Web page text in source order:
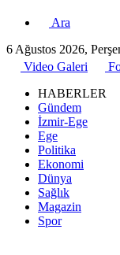
Ara
6 Ağustos 2026,
Video Galeri
HABERLER
Gündem
İzmir-Ege
Ege
Politika
Ekonomi
Dünya
Sağlık
Magazin
Spor